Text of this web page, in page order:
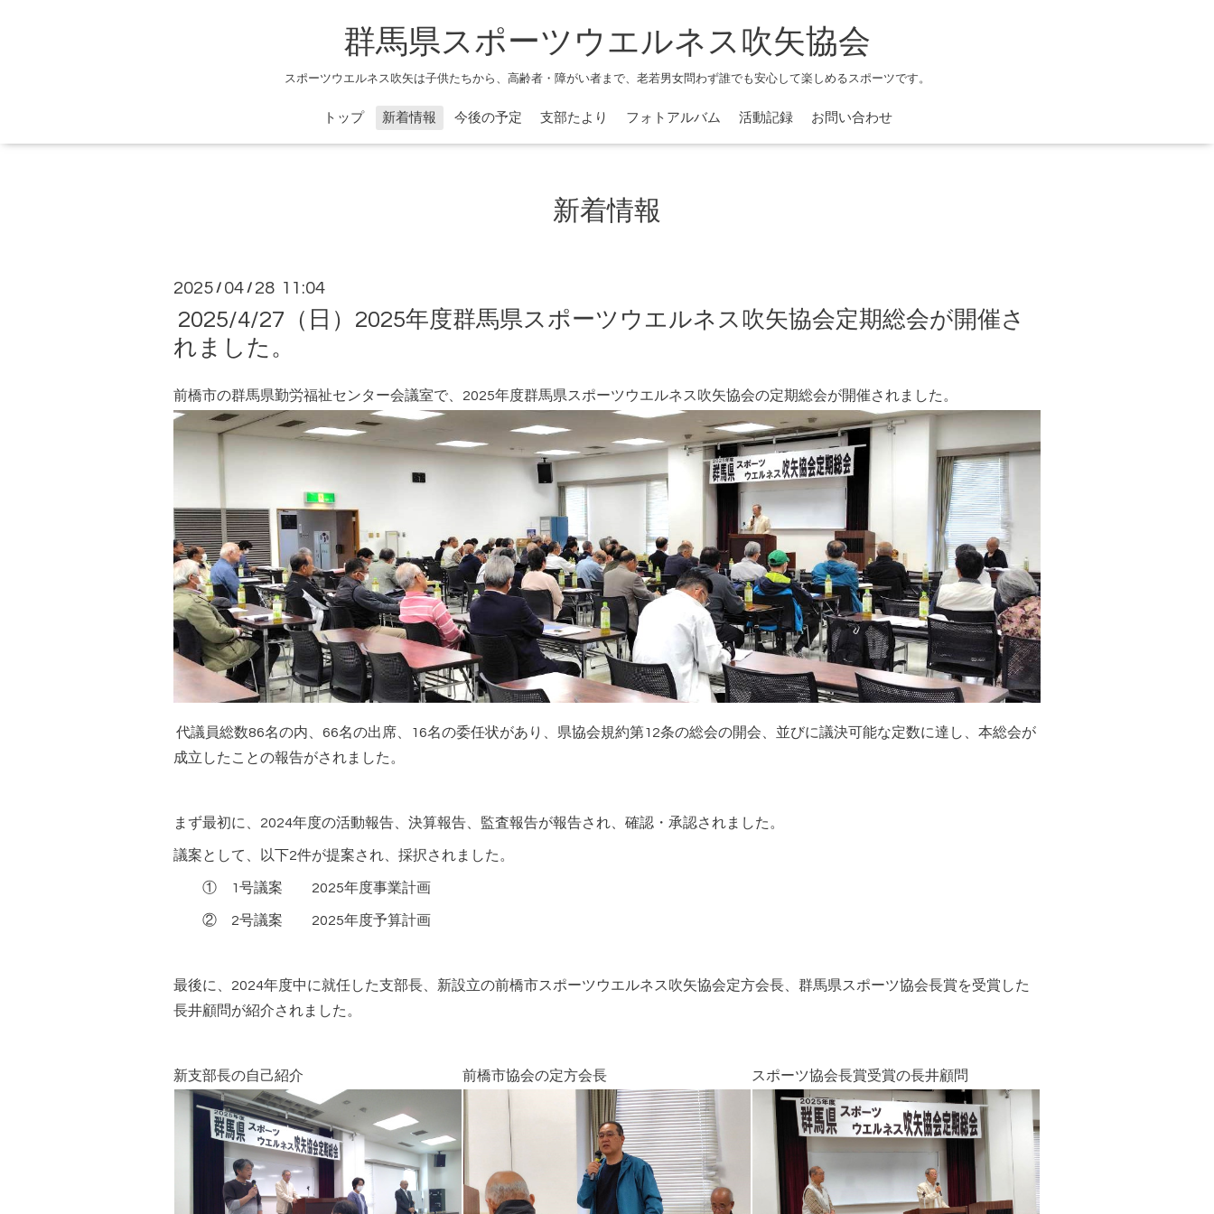
群馬県スポーツウエルネス吹矢協会
スポーツウエルネス吹矢は子供たちから、高齢者・障がい者まで、老若男女問わず誰でも安心して楽しめるスポーツです。
トップ 新着情報 今後の予定 支部たより フォトアルバム 活動記録 お問い合わせ
新着情報
2025 / 04 / 28 11:04
2025/4/27（日）2025年度群馬県スポーツウエルネス吹矢協会定期総会が開催さ
れました。
前橋市の群馬県勤労福祉センター会議室で、2025年度群馬県スポーツウエルネス吹矢協会の定期総会が開催されました。
代議員総数86名の内、66名の出席、16名の委任状があり、県協会規約第12条の総会の開会、並びに議決可能な定数に達し、本総会が
成立したことの報告がされました。
まず最初に、2024年度の活動報告、決算報告、監査報告が報告され、確認・承認されました。
議案として、以下2件が提案され、採択されました。
① 1号議案 2025年度事業計画
② 2号議案 2025年度予算計画
最後に、2024年度中に就任した支部長、新設立の前橋市スポーツウエルネス吹矢協会定方会長、群馬県スポーツ協会長賞を受賞した
長井顧問が紹介されました。
新支部長の自己紹介 前橋市協会の定方会長 スポーツ協会長賞受賞の長井顧問